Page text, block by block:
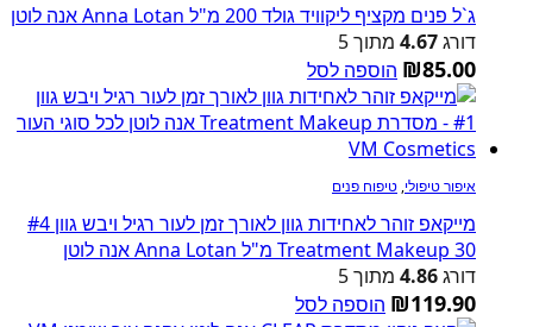
ג`ל פנים מקציף ליקוויד גולד 200 מ"ל Anna Lotan אנה לוטן
דורג4.67 מתוך 5
₪85.00 הוספה לסל
איפור טיפולי, טיפוח פנים
מייקאפ זוהר לאחידות גוון לאורך זמן לעור רגיל ויבש גוון #4
Treatment Makeup 30 מ"ל Anna Lotan אנה לוטן
דורג4.86 מתוך 5
₪119.90 הוספה לסל